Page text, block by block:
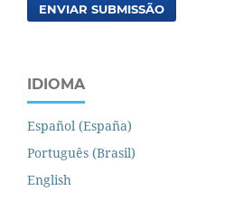
ENVIAR SUBMISSÃO
IDIOMA
Español (España)
Português (Brasil)
English